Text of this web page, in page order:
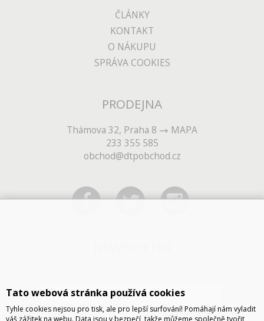
ČLÁNKY
KONTAKT
O NÁKUPU
SPRÁVA COOKIES
PRODEJNA
Thámova 32, Praha 8
MAPA
233 355 585
obchod@dtpobchod.cz
Tato webová stránka používá cookies
Tyhle cookies nejsou pro tisk, ale pro lepší surfování! Pomáhají nám vyladit
váš zážitek na webu. Data jsou v bezpečí, takže můžeme společně tvořit